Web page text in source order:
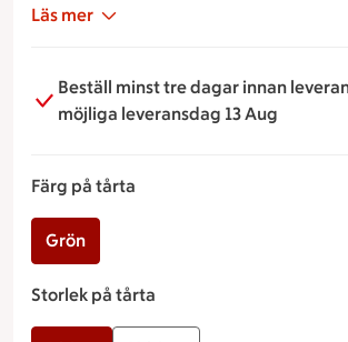
vacker marsipanros och dubbla,
Läs mer
Beställ minst tre dagar innan
möjliga leveransdag 13 Aug
Färg på tårta
Grön
Storlek på tårta